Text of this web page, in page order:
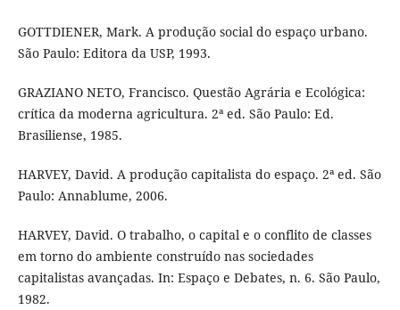
GOTTDIENER, Mark. A produção social do espaço urbano.
São Paulo: Editora da USP, 1993.
GRAZIANO NETO, Francisco. Questão Agrária e Ecológica:
crítica da moderna agricultura. 2ª ed. São Paulo: Ed.
Brasiliense, 1985.
HARVEY, David. A produção capitalista do espaço. 2ª ed. São
Paulo: Annablume, 2006.
HARVEY, David. O trabalho, o capital e o conflito de classes
em torno do ambiente construído nas sociedades
capitalistas avançadas. In: Espaço e Debates, n. 6. São Paulo,
1982.